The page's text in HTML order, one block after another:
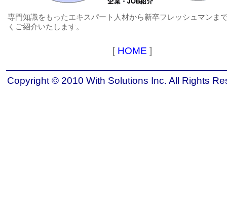
専門知識をもったエキスパート人材から新卒フレッシュマンま
くご紹介いたします。
[ HOME ]
Copyright © 2010 With Solutions Inc. All Rights